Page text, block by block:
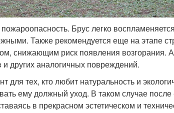
Брус легко
Также рекомендуется еще на этапе
снижающим риск появления возгорания.
других аналогичных повреждений.
для тех, кто любит натуральность и
ему должный уход. В таком случае
в прекрасном эстетическом и